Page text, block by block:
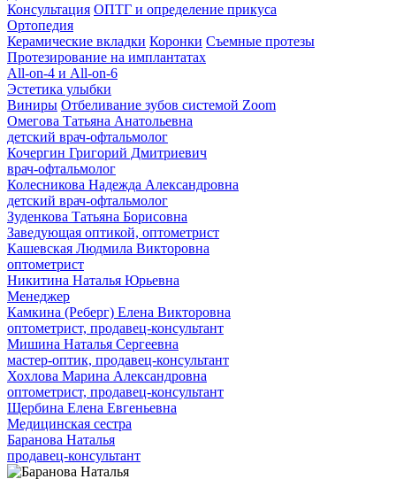
Консультация ОПТГ и определение прикуса
Ортопедия
Керамические вкладки Коронки Съемные протезы
Протезирование на имплантатах
All-on-4 и All-on-6
Эстетика улыбки
Виниры Отбеливание зубов системой Zoom
Омегова Татьяна Анатольевна
детский врач-офтальмолог
Кочергин Григорий Дмитриевич
врач-офтальмолог
Колесникова Надежда Александровна
детский врач-офтальмолог
Зуденкова Татьяна Борисовна
Заведующая оптикой, оптометрист
Кашевская Людмила Викторовна
оптометрист
Никитина Наталья Юрьевна
Менеджер
Камкина (Реберг) Елена Викторовна
оптометрист, продавец-консультант
Мишина Наталья Сергеевна
мастер-оптик, продавец-консультант
Хохлова Марина Александровна
оптометрист, продавец-консультант
Щербина Елена Евгеньевна
Медицинская сестра
Баранова Наталья
продавец-консультант